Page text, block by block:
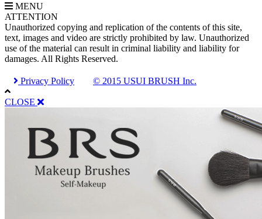
MENU
ATTENTION
Unauthorized copying and replication of the contents of this site,
text, images and video are strictly prohibited by law. Unauthorized
use of the material can result in criminal liability and liability for
damages. All Rights Reserved.
Privacy Policy © 2015 USUI BRUSH Inc.
CLOSE